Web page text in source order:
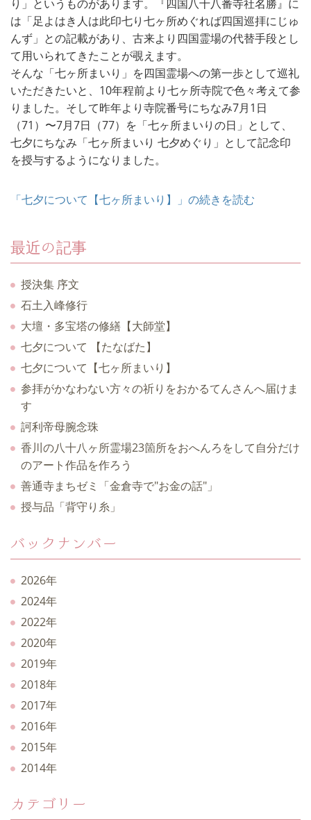
り」というものがあります。『四国八十八番寺社名勝』に
は「足よはき人は此印七り七ヶ所めぐれば四国巡拝にじゅ
んず」との記載があり、古来より四国霊場の代替手段とし
て用いられてきたことが覗えます。
そんな「七ヶ所まいり」を四国霊場への第一歩として巡礼
いただきたいと、10年程前より七ヶ所寺院で色々考えて参
りました。そして昨年より寺院番号にちなみ7月1日
（71）〜7月7日（77）を「七ヶ所まいりの日」として、
七夕にちなみ「七ヶ所まいり 七夕めぐり」として記念印
を授与するようになりました。
「七夕について【七ヶ所まいり】」の続きを読む
最近の記事
授決集 序文
石土入峰修行
大壇・多宝塔の修繕【大師堂】
七夕について 【たなばた】
七夕について【七ヶ所まいり】
参拝がかなわない方々の祈りをおかるてんさんへ届けま
す
訶利帝母腕念珠
香川の八十八ヶ所霊場23箇所をおへんろをして自分だけ
のアート作品を作ろう
善通寺まちゼミ「金倉寺で"お金の話"」
授与品「背守り糸」
バックナンバー
2026年
2024年
2022年
2020年
2019年
2018年
2017年
2016年
2015年
2014年
カテゴリー